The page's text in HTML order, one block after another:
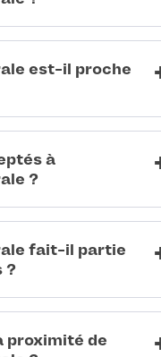
est-il proche
à
?
fait-il partie
?
proximité de